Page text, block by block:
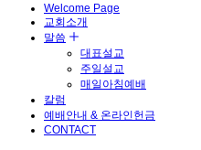
Welcome Page
교회소개
말씀
대표설교
주일설교
매일아침예배
칼럼
예배안내 & 온라인헌금
CONTACT